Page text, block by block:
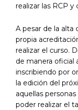
realizar las RCP
A pesar de la alta
propia
realizar el curso.
de manera oficial
inscribiendo por
la edición del
aquellas
poder realizar el